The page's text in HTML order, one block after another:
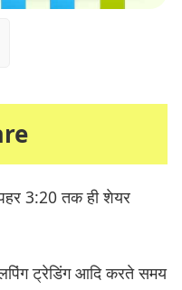
3:20 तक ही शेयर
ट्रेडिंग आदि करते समय